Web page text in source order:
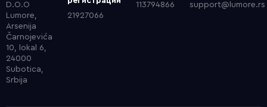
D.O.O
Lumore,
Arsenija
Čarnojevića
10, lokal 6,
24000
Subotica,
Srbija
21927066
113794866
support@lumore.rs